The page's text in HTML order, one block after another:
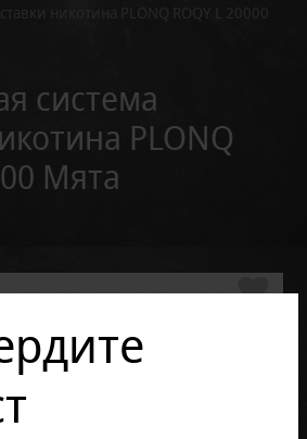
никотина PLONQ ROQY L 20000
система
PLONQ
Мята